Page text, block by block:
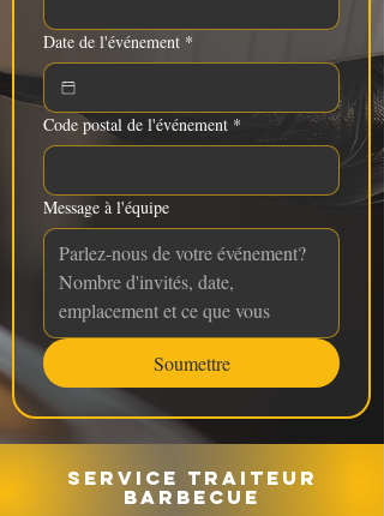
Date de l'événement *
Code postal de l'événement *
Message à l'équipe
Soumettre
Service traiteur
barbecue